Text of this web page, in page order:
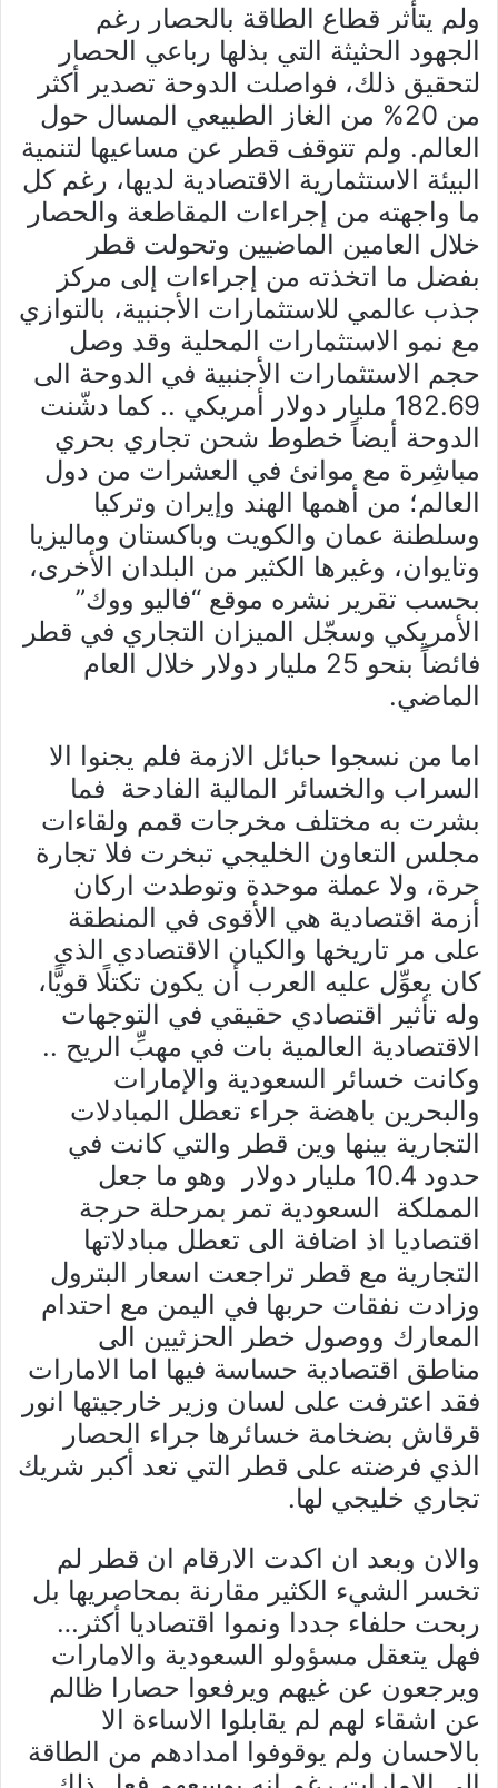
ولم يتأثر قطاع الطاقة بالحصار رغم
الجهود الحثيثة التي بذلها رباعي الحصار
لتحقيق ذلك، فواصلت الدوحة تصدير أكثر
من 20% من الغاز الطبيعي المسال حول
العالم. ولم تتوقف قطر عن مساعيها لتنمية
البيئة الاستثمارية الاقتصادية لديها، رغم كل
ما واجهته من إجراءات المقاطعة والحصار
خلال العامين الماضيين وتحولت قطر
بفضل ما اتخذته من إجراءات إلى مركز
جذب عالمي للاستثمارات الأجنبية، بالتوازي
مع نمو الاستثمارات المحلية وقد وصل
حجم الاستثمارات الأجنبية في الدوحة الى
182.69 مليار دولار أمريكي .. كما دشّنت
الدوحة أيضاً خطوط شحن تجاري بحري
مباشِرة مع موانئ في العشرات من دول
العالم؛ من أهمها الهند وإيران وتركيا
وسلطنة عمان والكويت وباكستان وماليزيا
وتايوان، وغيرها الكثير من البلدان الأخرى،
بحسب تقرير نشره موقع “فاليو ووك”
الأمريكي وسجّل الميزان التجاري في قطر
فائضاً بنحو 25 مليار دولار خلال العام
الماضي.
اما من نسجوا حبائل الازمة فلم يجنوا الا
السراب والخسائر المالية الفادحة فما
بشرت به مختلف مخرجات قمم ولقاءات
مجلس التعاون الخليجي تبخرت فلا تجارة
حرة، ولا عملة موحدة وتوطدت اركان
أزمة اقتصادية هي الأقوى في المنطقة
على مر تاريخها والكيان الاقتصادي الذي
كان يعوِّل عليه العرب أن يكون تكتلًا قويًّا،
وله تأثير اقتصادي حقيقي في التوجهات
الاقتصادية العالمية بات في مهبِّ الريح ..
وكانت خسائر السعودية والإمارات
والبحرين باهضة جراء تعطل المبادلات
التجارية بينها وين قطر والتي كانت في
حدود 10.4 مليار دولار وهو ما جعل
المملكة السعودية تمر بمرحلة حرجة
اقتصاديا اذ اضافة الى تعطل مبادلاتها
التجارية مع قطر تراجعت اسعار البترول
وزادت نفقات حربها في اليمن مع احتدام
المعارك ووصول خطر الحزثيين الى
مناطق اقتصادية حساسة فيها اما الامارات
فقد اعترفت على لسان وزير خارجيتها انور
قرقاش بضخامة خسائرها جراء الحصار
الذي فرضته على قطر التي تعد أكبر شريك
تجاري خليجي لها.
والان وبعد ان اكدت الارقام ان قطر لم
تخسر الشيء الكثير مقارنة بمحاصريها بل
ربحت حلفاء جددا ونموا اقتصاديا أكثر…
فهل يتعقل مسؤولو السعودية والامارات
ويرجعون عن غيهم ويرفعوا حصارا ظالم
عن اشقاء لهم لم يقابلوا الاساءة الا
بالاحسان ولم يوقوفوا امدادهم من الطاقة